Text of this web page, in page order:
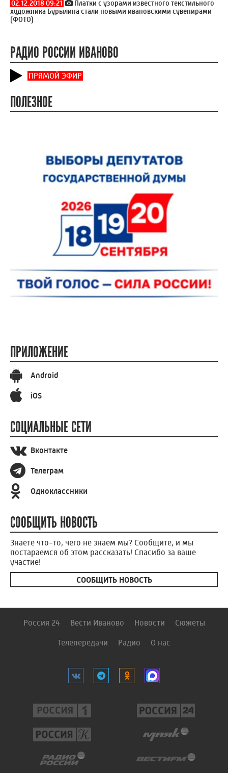
02.12.2018 09:21
Платки с узорами известного текстильного
художника Бурылина стали новыми ивановскими сувенирами
(ФОТО)
РАДИО РОССИИ ИВАНОВО
ПРЯМОЙ ЭФИР
ПОЛЕЗНОЕ
ПРИЛОЖЕНИЕ
Android
iOS
СОЦИАЛЬНЫЕ СЕТИ
Вконтакте
Телеграм
Одноклассники
СООБЩИТЬ НОВОСТЬ
Знаете что-то, чего не знаем мы? Сообщите, и мы
постараемся об этом рассказать! Спасибо за ваше
участие!
СООБЩИТЬ НОВОСТЬ
Россия 24 Вести Иваново Новости Сюжеты
Телепередачи Радио О нас